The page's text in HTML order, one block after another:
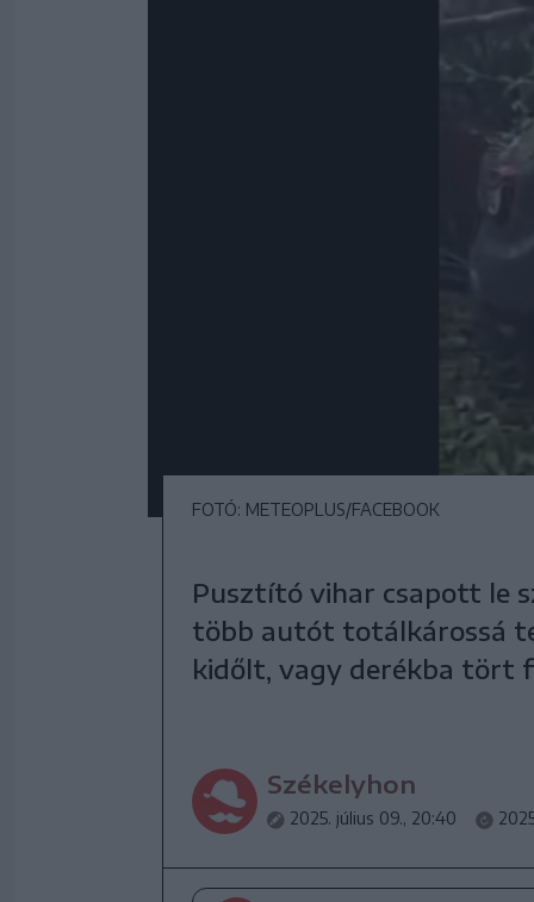
FOTÓ: METEOPLUS/FACEBOOK
Pusztító vihar csapott le
több autót totálkárossá
kidőlt, vagy derékba tört
Székelyhon
2025. július 09., 20:40